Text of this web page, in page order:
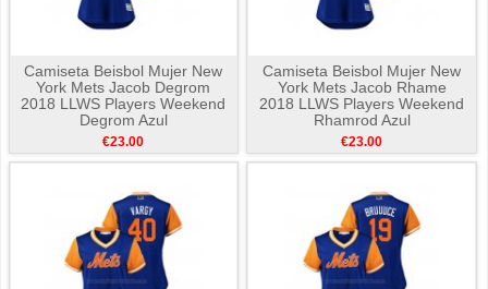
Camiseta Beisbol Mujer New
York Mets Jacob Degrom
2018 LLWS Players Weekend
Degrom Azul
€23.00
Camiseta Beisbol Mujer New
York Mets Jacob Rhame
2018 LLWS Players Weekend
Rhamrod Azul
€23.00